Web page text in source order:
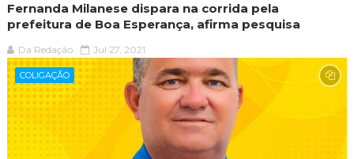
Fernanda Milanese dispara na corrida pela
prefeitura de Boa Esperança, afirma pesquisa
Da Redação Jul 27, 2021
COLIGAÇÃO